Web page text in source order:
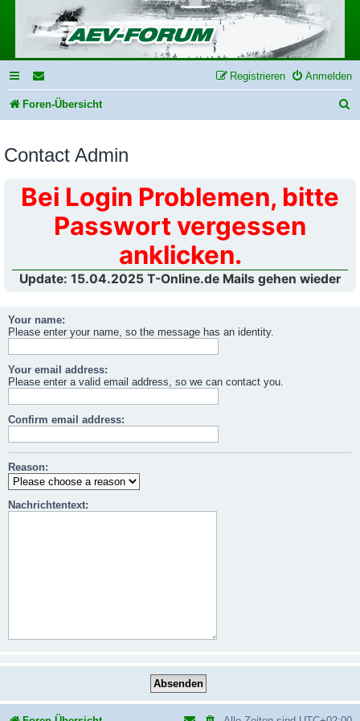
Anmelden
Registrieren
Foren-Übersicht
Contact Admin
Bei Login Problemen, bitte
Passwort vergessen
anklicken.
Update: 15.04.2025 T-Online.de Mails gehen wieder
Your name:
Please enter your name, so the message has an identity.
Your email address:
Please enter a valid email address, so we can contact you.
Confirm email address:
Reason:
Nachrichtentext: